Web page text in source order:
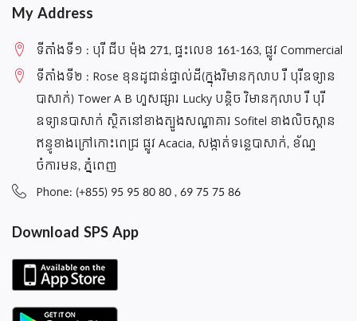
My Address
ទីតាំងទី១ : បុរី ជីប ម៉ុង 271, ផ្ទះលេខ 161-163, ផ្លូវ Commercial
ទីតាំងទី២ : Rose ខុនដូជាន់ផ្ទាល់ដី(ក្នុងវិមានកុលាប រឺ បុរីឧទ្យាន
បាសាក់) Tower A B ហួសផ្សារ Lucky បន្តិច វិមានកុលាប រឺ បុរី
ឧទ្យានបាសាក់ ស្ថិតនៅខាងត្បួងសណ្ឋាគារ Sofitel ខាងលិចស្ពាន
ឥន្ធូខាងក្រៅកោះពេជ្រ ផ្លូវ Acacia, សង្កាត់ទន្លេបាសាក់, ខ័ណ្ទ
ចំការមន, ភ្នំពេញ
Phone: (+855) 95 95 80 80 , 69 75 75 86
Download SPS App